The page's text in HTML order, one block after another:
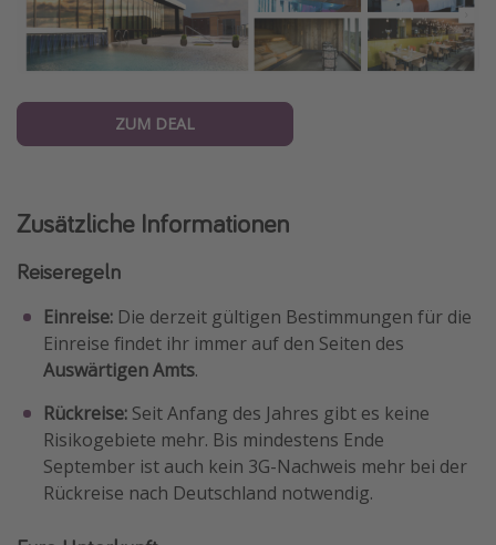
ZUM DEAL
Zusätzliche Informationen
Reiseregeln
Einreise: Die derzeit gültigen Bestimmungen für die
Einreise findet ihr immer auf den Seiten des
Auswärtigen Amts.
Rückreise: Seit Anfang des Jahres gibt es keine
Risikogebiete mehr. Bis mindestens Ende
September ist auch kein 3G-Nachweis mehr bei der
Rückreise nach Deutschland notwendig.